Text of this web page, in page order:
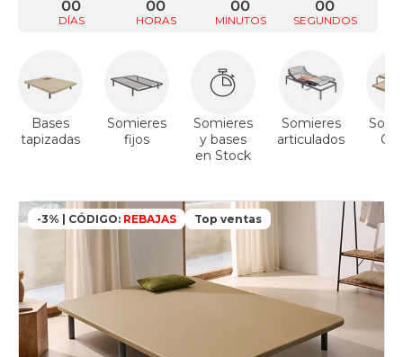
DÍAS
00
HORAS
00
MINUTOS
00
SEGUNDOS
00
Bases
tapizadas
Somieres
fijos
Somieres
y bases
en Stock
Somieres
articulados
-3% | CÓDIGO: REBAJAS Top ventas